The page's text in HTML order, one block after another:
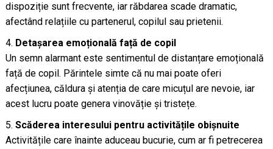
dispoziție sunt frecvente, iar răbdarea scade dramatic,
afectând relațiile cu partenerul, copilul sau prietenii.
Detașarea emoțională față de copil
Un semn alarmant este sentimentul de distanțare emoțională
față de copil. Părintele simte că nu mai poate oferi
afecțiunea, căldura și atenția de care micuțul are nevoie, iar
acest lucru poate genera vinovăție și tristețe.
Scăderea interesului pentru activitățile obișnuite
Activitățile care înainte aduceau bucurie, cum ar fi petrecerea